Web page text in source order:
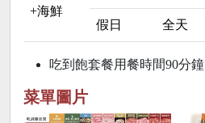
+海鮮
假日
全天
吃到飽套餐用餐時間90分鐘
菜單圖片